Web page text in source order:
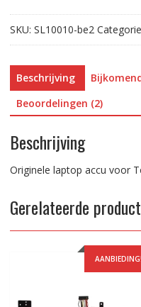
SKU: SL10010-be2
Beschrijving
Beoordelingen (2)
Beschrijving
Originele laptop accu voor
Gerelateerde
AANBIEDING!